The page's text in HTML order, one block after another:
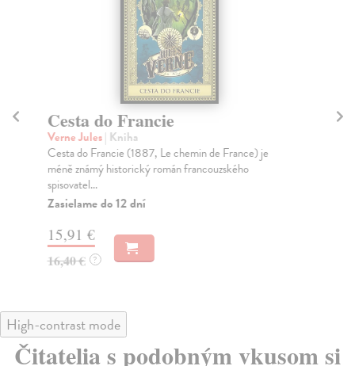
Cesta do Francie
Verne Jules| Kniha
Cesta do Francie (1887, Le chemin de France) je
méně známý historický román francouzského
spisovatel...
Zasielame do 12 dní
15,91 €
16,40 € ?
High-contrast mode
Čitatelia s podobným vkusom si